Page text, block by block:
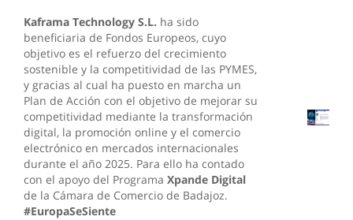
Kaframa Technology S.L. ha sido
beneficiaria de Fondos Europeos, cuyo
objetivo es el refuerzo del crecimiento
sostenible y la competitividad de las PYMES,
y gracias al cual ha puesto en marcha un
Plan de Acción con el objetivo de mejorar su
competitividad mediante la transformación
digital, la promoción online y el comercio
electrónico en mercados internacionales
durante el año 2025. Para ello ha contado
con el apoyo del Programa Xpande Digital
de la Cámara de Comercio de Badajoz.
#EuropaSeSiente